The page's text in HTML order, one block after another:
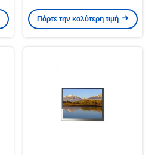
Πάρτε την καλύτερη τιμή